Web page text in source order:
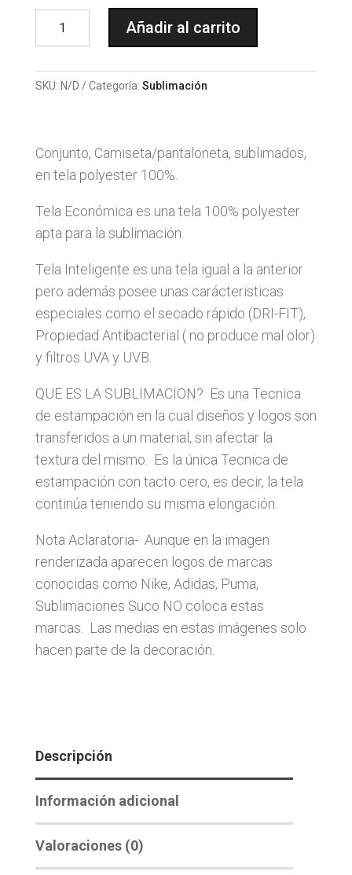
SUBLIMACION
DE
MILAN
Añadir al carrito
SKU: N/D Categoría: Sublimación
Conjunto, Camiseta/pantaloneta, sublimados,
en tela polyester 100%.
Tela Económica es una tela 100% polyester
apta para la sublimación.
Tela Inteligente es una tela igual a la anterior
pero además posee unas carácteristicas
especiales como el secado rápido (DRI-FIT),
Propiedad Antibacterial ( no produce mal olor)
y filtros UVA y UVB.
QUE ES LA SUBLIMACION? Es una Tecnica
de estampación en la cual diseños y logos son
transferidos a un material, sin afectar la
textura del mismo. Es la única Tecnica de
estampación con tacto cero, es decir, la tela
continúa teniendo su misma elongación.
Nota Aclaratoria- Aunque en la imagen
renderizada aparecen logos de marcas
conocidas como Nike, Adidas, Puma,
Sublimaciones Suco NO coloca estas
marcas. Las medias en estas imágenes solo
hacen parte de la decoración.
Descripción
Información adicional
Valoraciones (0)